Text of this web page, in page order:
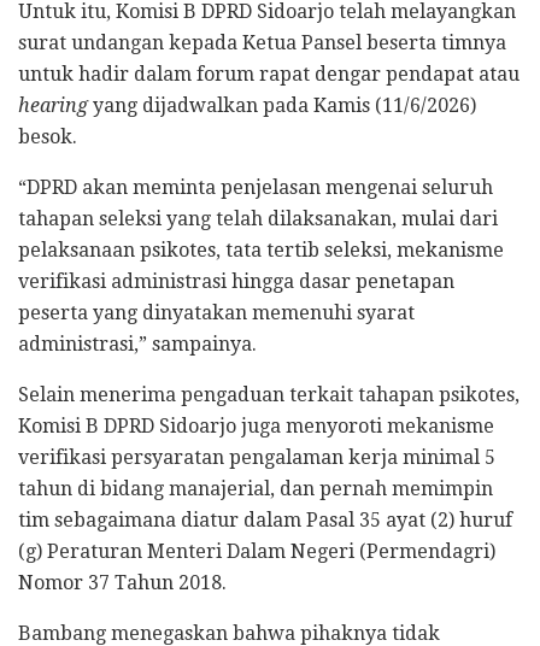
Untuk itu, Komisi B DPRD Sidoarjo telah melayangkan
surat undangan kepada Ketua Pansel beserta timnya
untuk hadir dalam forum rapat dengar pendapat atau
hearingyang dijadwalkan pada Kamis (11/6/2026)
besok.
“DPRD akan meminta penjelasan mengenai seluruh
tahapan seleksi yang telah dilaksanakan, mulai dari
pelaksanaan psikotes, tata tertib seleksi, mekanisme
verifikasi administrasi hingga dasar penetapan
peserta yang dinyatakan memenuhi syarat
administrasi,” sampainya.
Selain menerima pengaduan terkait tahapan psikotes,
Komisi B DPRD Sidoarjo juga menyoroti mekanisme
verifikasi persyaratan pengalaman kerja minimal 5
tahun di bidang manajerial, dan pernah memimpin
tim sebagaimana diatur dalam Pasal 35 ayat (2) huruf
(g) Peraturan Menteri Dalam Negeri (Permendagri)
Nomor 37 Tahun 2018.
Bambang menegaskan bahwa pihaknya tidak